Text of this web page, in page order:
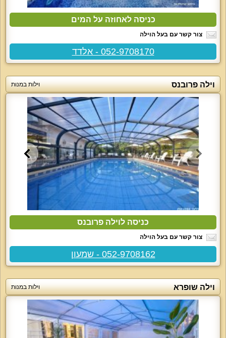
כניסה לאחוזה על המים
צור קשר עם בעל הוילה
052-9708170 - אלדד
וילה פרובנס וילות במנות
כניסה לוילה פרובנס
צור קשר עם בעל הוילה
052-9708162 - שמעון
וילה שופרא וילות במנות